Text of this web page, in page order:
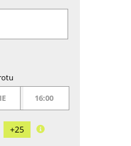
16:00
+25